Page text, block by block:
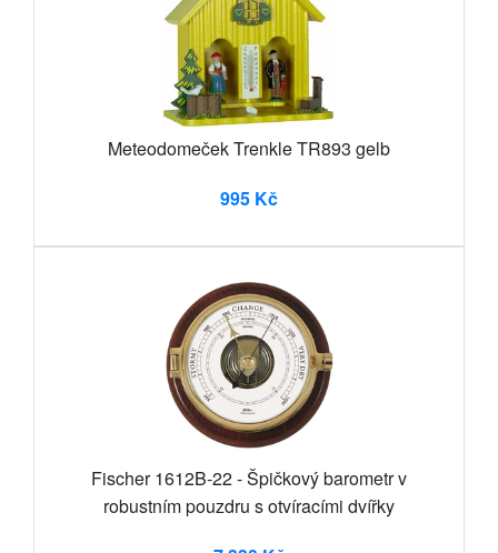
Meteodomeček Trenkle TR893 gelb
995 Kč
Fischer 1612B-22 - Špičkový barometr v
robustním pouzdru s otvíracími dvířky